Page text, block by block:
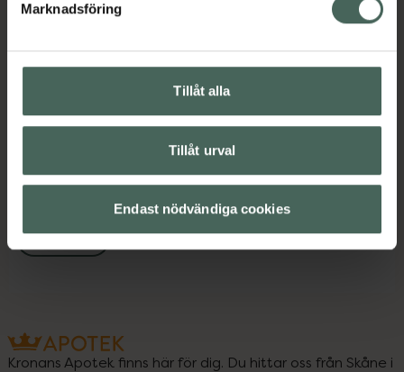
Marknadsföring
Tillåt alla
Tillåt urval
Endast nödvändiga cookies
Innehåll Visa
Upptäck flera produkter inom
Barn och föräldrar
Graviditet
Intim
Kronans Apotek finns här för dig. Du hittar oss från Skåne i